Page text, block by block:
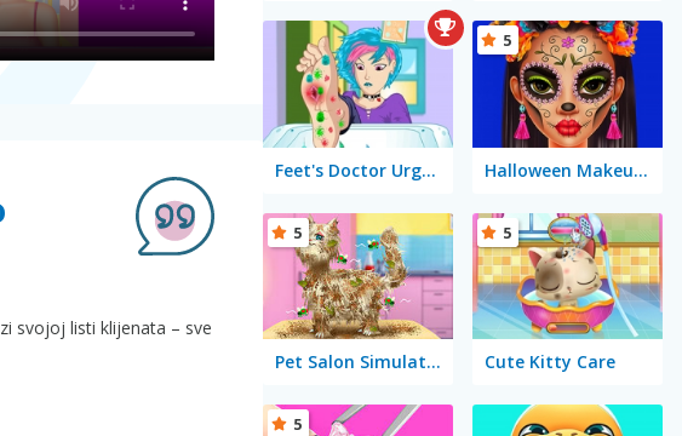
svojoj listi klijenata – sve
Feet's Doctor Urgent Care Halloween Makeup Trends
5
Pet Salon Simulator
5
Cute Kitty Care
5
5